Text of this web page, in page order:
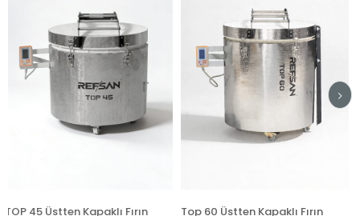
Kapaklı Fırın Top 60 Üstten Kapaklı Fırın Top 100